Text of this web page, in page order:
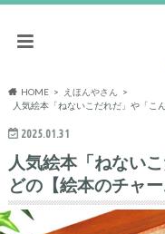
HOME
えほんやさん
人気絵本「ねないこだれだ」や「こ
2025.01.31
人気絵本「ねない
どの【絵本のチャ